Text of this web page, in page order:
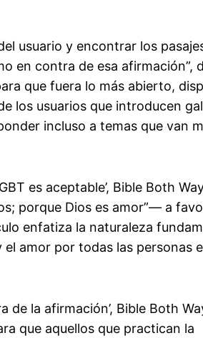
usuario y encontrar los
en contra de esa afirmación”,
que fuera lo más abierto,
los usuarios que introducen
incluso a temas que van
es aceptable’, Bible Both
porque Dios es amor”— a
enfatiza la naturaleza
amor por todas las personas
de la afirmación’, Bible Both
que aquellos que practican la